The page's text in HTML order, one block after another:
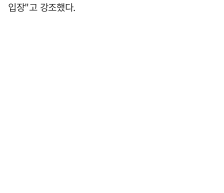
입장"고 강조했다.